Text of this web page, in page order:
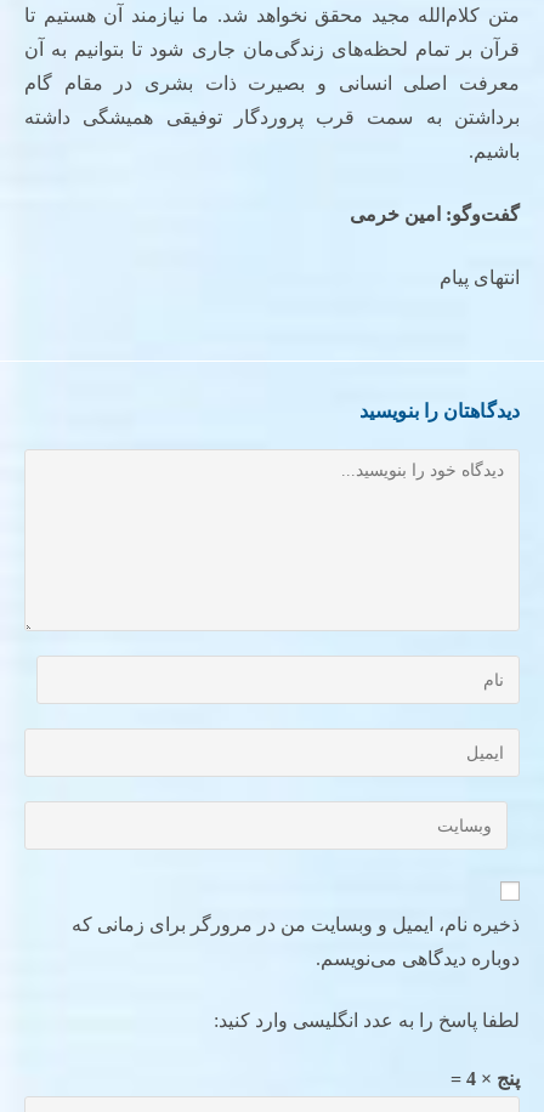
متن کلام‌الله مجید محقق نخواهد شد. ما نیازمند آن هستیم تا
قرآن بر تمام لحظه‌های زندگی‌مان جاری شود تا بتوانیم به آن
معرفت اصلی انسانی و بصیرت ذات بشری در مقام گام
برداشتن به سمت قرب پروردگار توفیقی همیشگی داشته
باشیم.
گفت‌وگو: امین خرمی
انتهای پیام
دیدگاهتان را بنویسید
ذخیره نام، ایمیل و وبسایت من در مرورگر برای زمانی که
دوباره دیدگاهی می‌نویسم.
لطفا پاسخ را به عدد انگلیسی وارد کنید:
پنج × 4 =